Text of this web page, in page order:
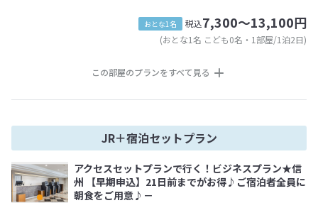
おとな1名 税込7,300～13,100円
(おとな1名 こども0名・1部屋/1泊2日)
この部屋のプランをすべて見る
JR＋宿泊セットプラン
アクセスセットプランで行く！ビジネスプラン★信
州 【早期申込】21日前までがお得♪ご宿泊者全員に
朝食をご用意♪－